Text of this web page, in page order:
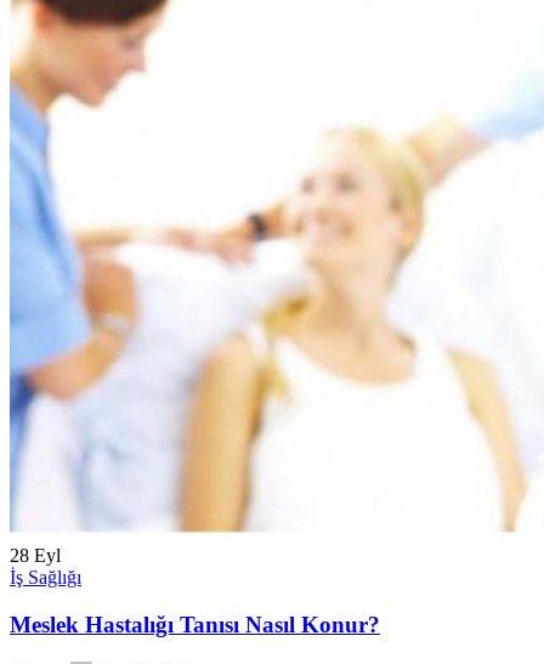
28 Eyl
İş Sağlığı
Meslek Hastalığı Tanısı Nasıl Konur?